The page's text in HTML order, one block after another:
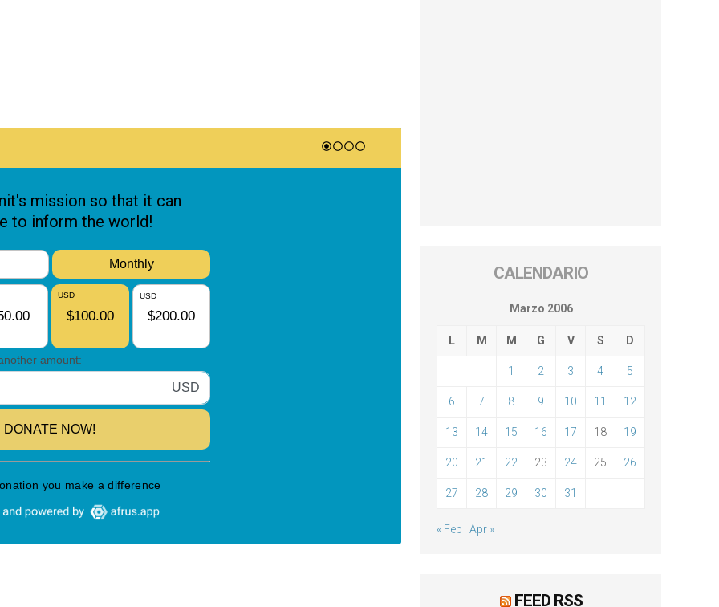
CALENDARIO
Marzo 2006
L M M G V S D
1 2 3 4 5
6 7 8 9 10 11 12
13 14 15 16 17 18 19
20 21 22 23 24 25 26
27 28 29 30 31
« Feb Apr »
FEED RSS